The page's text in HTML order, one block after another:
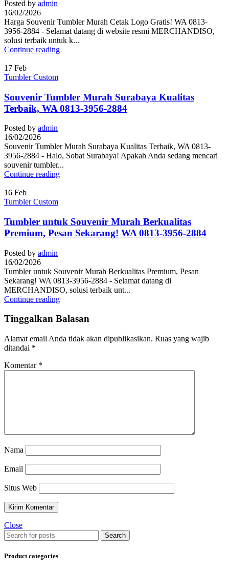
Posted by admin
16/02/2026
Harga Souvenir Tumbler Murah Cetak Logo Gratis! WA 0813-
3956-2884 - Selamat datang di website resmi MERCHANDISO,
solusi terbaik untuk k...
Continue reading
17 Feb
Tumbler Custom
Souvenir Tumbler Murah Surabaya Kualitas
Terbaik, WA 0813-3956-2884
Posted by admin
16/02/2026
Souvenir Tumbler Murah Surabaya Kualitas Terbaik, WA 0813-
3956-2884 - Halo, Sobat Surabaya! Apakah Anda sedang mencari
souvenir tumbler...
Continue reading
16 Feb
Tumbler Custom
Tumbler untuk Souvenir Murah Berkualitas
Premium, Pesan Sekarang! WA 0813-3956-2884
Posted by admin
16/02/2026
Tumbler untuk Souvenir Murah Berkualitas Premium, Pesan
Sekarang! WA 0813-3956-2884 - Selamat datang di
MERCHANDISO, solusi terbaik unt...
Continue reading
Tinggalkan Balasan
Alamat email Anda tidak akan dipublikasikan. Ruas yang wajib
ditandai *
Komentar *
Nama
Email
Situs Web
Close
Search
Product categories